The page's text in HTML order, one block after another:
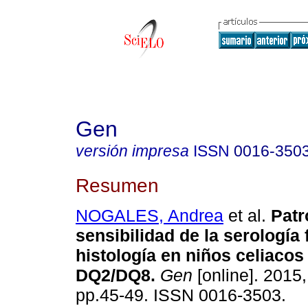
Gen
versión impresa ISSN 0016-
Resumen
NOGALES, Andrea et al.
sensibilidad de la serología
histología en niños celiacos
DQ2/DQ8. Gen [online].
pp.45-49. ISSN 0016-3503.